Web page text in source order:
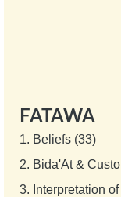
FATAWA
1. Beliefs (33)
2. Bida'At &
3. Interpretation